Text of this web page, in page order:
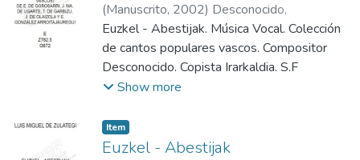
(Manuscrito, 2002) Desconocido,
(Compositor);Ikarkaldia, (Copista)
Euzkel - Abestijak. Música Vocal. Colección
de cantos populares vascos. Compositor
Desconocido. Copista Irarkaldia. S.F
Show more
Item
Euzkel - Abestijak